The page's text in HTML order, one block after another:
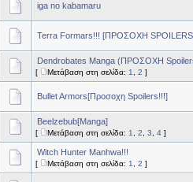
iga no kabamaru
Terra Formars!!! [ΠΡΟΣΟΧΗ
Dendrobates Manga (ΠΡΟΣΟΧΗ
[ Μετάβαση στη σελίδα: 1 2 ]
Bullet Armors[Προσοχη Spoilers!!!]
Beelzebub[Manga]
[ Μετάβαση στη σελίδα: 1 2 3 4 ]
Witch Hunter Manhwa!!!
[ Μετάβαση στη σελίδα: 1 2 ]